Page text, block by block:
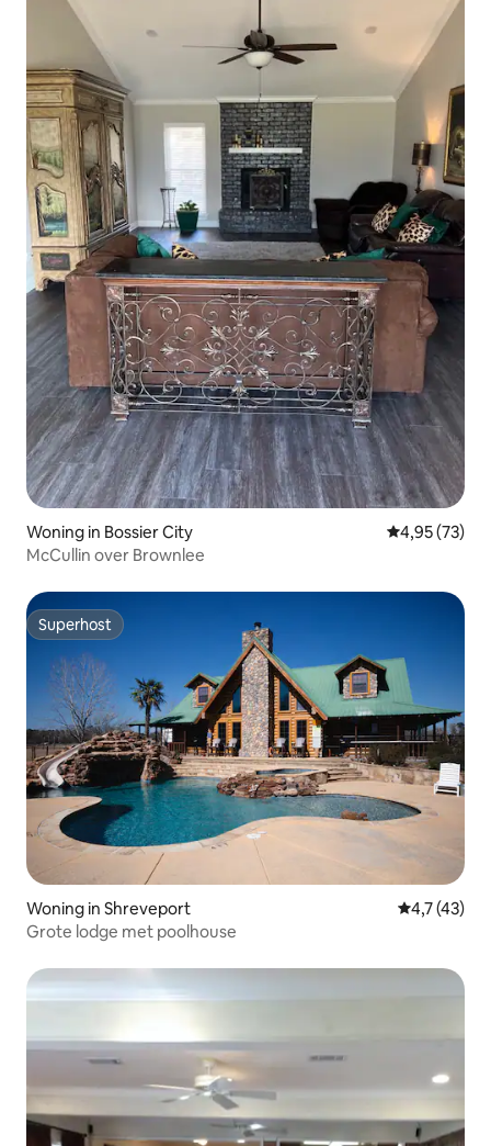
Woning in Bossier City Gemiddelde
4,95 (73)
McCullin over Brownlee
Superhost
Superhost
Woning in Shreveport
4,7 (43)
Grote lodge met poolhouse